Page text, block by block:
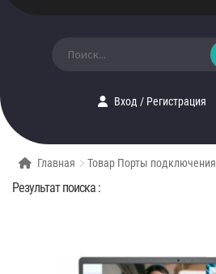
Вход/ Регистрация
Главная Товар Порты подключения
Результат поиска :